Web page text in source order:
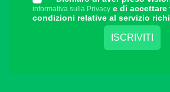
informativa sulla Privacy e di accettare
condizioni relative al servizio